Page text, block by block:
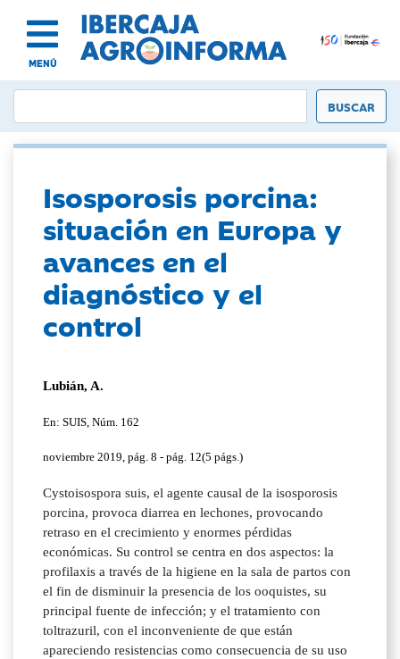
MENÚ
Isosporosis porcina:
situación en Europa y
avances en el
diagnóstico y el
control
Lubián, A.
En: SUIS, Núm. 162
noviembre 2019, pág. 8 - pág. 12(5 págs.)
Cystoisospora suis, el agente causal de la isosporosis
porcina, provoca diarrea en lechones, provocando
retraso en el crecimiento y enormes pérdidas
económicas. Su control se centra en dos aspectos: la
profilaxis a través de la higiene en la sala de partos con
el fin de disminuir la presencia de los ooquistes, su
principal fuente de infección; y el tratamiento con
toltrazuril, con el inconveniente de que están
apareciendo resistencias como consecuencia de su uso